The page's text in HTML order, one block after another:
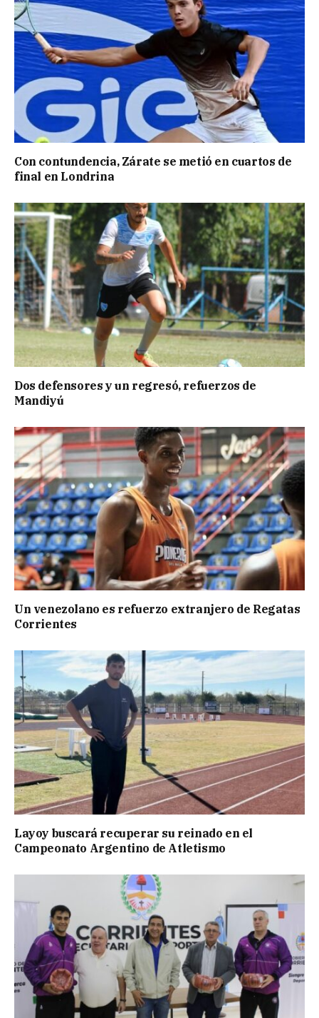
Con contundencia, Zárate se metió en cuartos de
final en Londrina
Dos defensores y un regresó, refuerzos de
Mandiyú
Un venezolano es refuerzo extranjero de Regatas
Corrientes
Layoy buscará recuperar su reinado en el
Campeonato Argentino de Atletismo